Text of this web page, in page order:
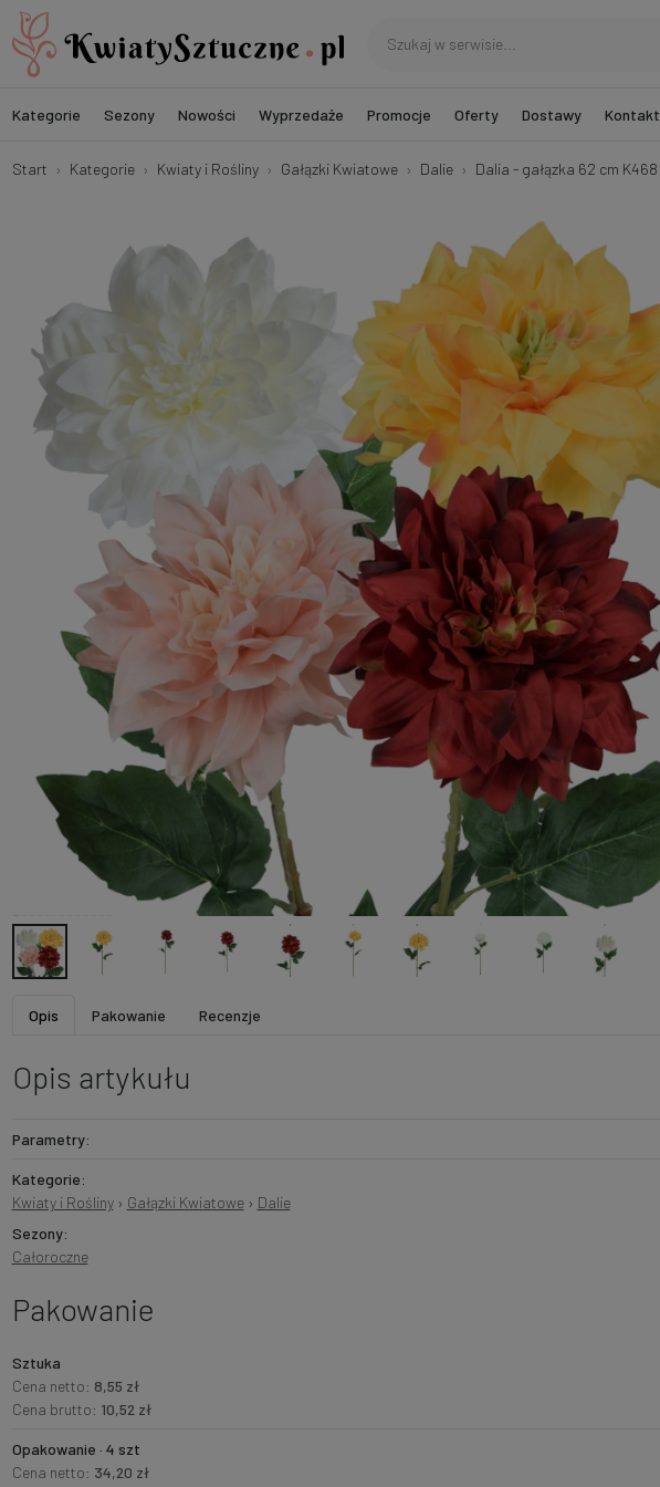
Kategorie Sezony Nowości Wyprzedaże Promocje Oferty Dostawy Kontakt
Start Kategorie Kwiaty i Rośliny Gałązki Kwiatowe Dalie Dalia - gałązka 62 cm K468
Opis Pakowanie Recenzje
Opis artykułu
Parametry:
Kategorie:
Kwiaty i Rośliny› Gałązki Kwiatowe› Dalie
Sezony:
Całoroczne
Pakowanie
Sztuka
Cena netto: 8,55 zł
Cena brutto: 10,52 zł
Opakowanie · 4 szt
Cena netto: 34,20 zł